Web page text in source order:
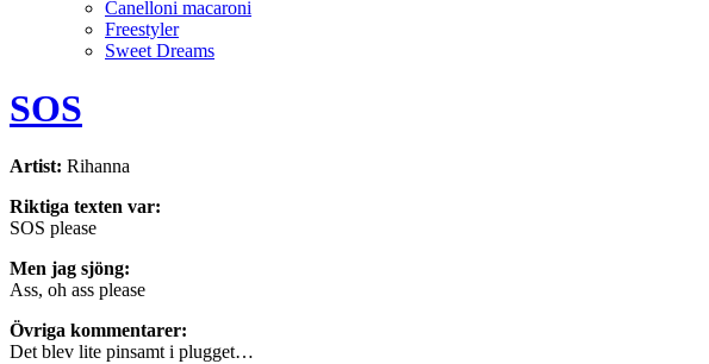
Canelloni macaroni
Freestyler
Sweet Dreams
SOS
Artist: Rihanna
Riktiga texten var:
SOS please
Men jag sjöng:
Ass, oh ass please
Övriga kommentarer:
Det blev lite pinsamt i plugget…